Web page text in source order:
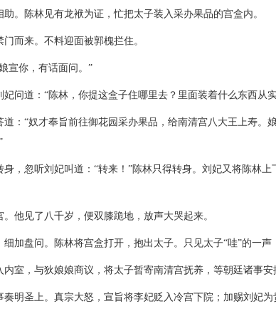
。陈林见有龙袱为证，忙把太子装入采办果品的宫盒内。
而来。不料迎面被郭槐拦住。
宣你，有话面问。”
问道：“陈林，你提这盒子住哪里去？里面装着什么东西从
：“奴才奉旨前往御花园采办果品，给南清宫八大王上寿。
，忽听刘妃叫道：“转来！”陈林只得转身。刘妃又将陈林
他见了八千岁，便双膝跪地，放声大哭起来。
加盘问。陈林将宫盒打开，抱出太子。只见太子“哇”的一声
室，与狄娘娘商议，将太子暂寄南清宫抚养，等朝廷诸事安
明圣上。真宗大怒，宣旨将李妃贬入冷宫下院；加赐刘妃为